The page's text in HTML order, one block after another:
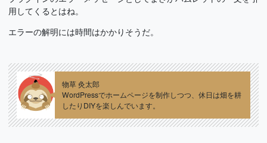
用してくるとはね。
エラーの解明には時間はかかりそうだ。
物草 灸太郎
WordPressでホームページを制作しつつ、休日は畑を耕
したりDIYを楽しんでいます。